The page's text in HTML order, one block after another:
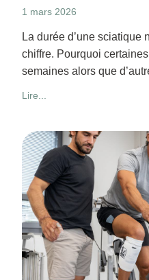
1 mars 2026
La durée d’une sciatique
chiffre. Pourquoi
semaines alors que
Lire...